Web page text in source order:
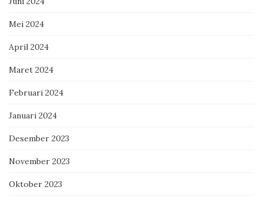
Mei 2024
April 2024
Maret 2024
Februari 2024
Januari 2024
Desember 2023
November 2023
Oktober 2023